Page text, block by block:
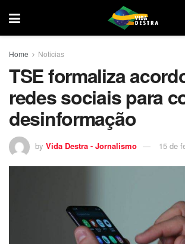
Home Noticias
TSE formaliza
redes sociais para
desinformação
by Vida Destra - Jornalismo 15 de